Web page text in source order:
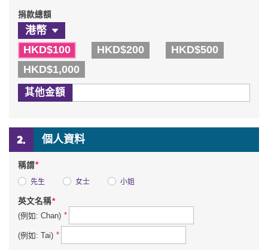
捐款總額
HKD$100 HKD$200
HKD$500
HKD$1,000
其他金額
個人資料
稱謂*
先生 女士 小姐
英文名稱*
(例如: Chan) *
(例如: Tai) *